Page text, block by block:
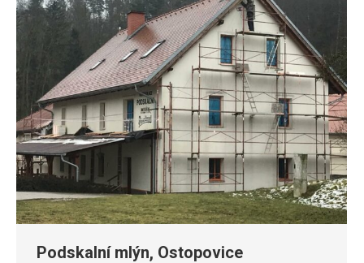
Podskalní mlýn, Ostopovice